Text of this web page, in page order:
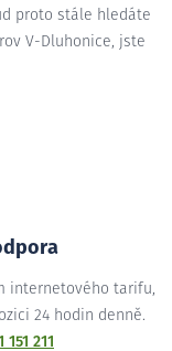
proto stále hledáte
V-Dluhonice, jste
internetového tarifu,
24 hodin denně.
151 211